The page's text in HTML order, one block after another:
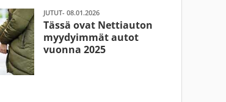
JUTUT- 08.01.2026
Tässä ovat Nettiauton
myydyimmät autot
vuonna 2025